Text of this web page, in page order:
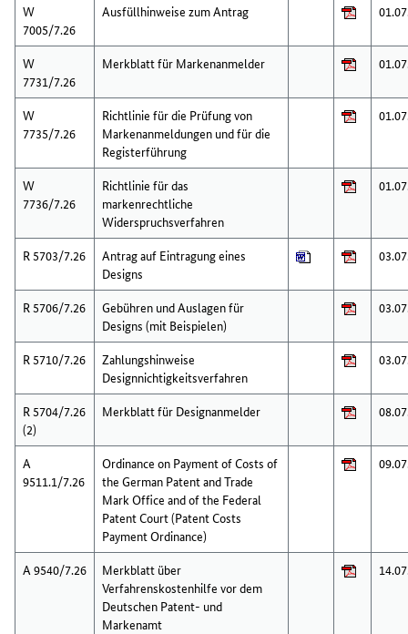
W
7005/7.26
Ausfüllhinweise zum Antrag
W
7731/7.26
Merkblatt für Markenanmelder
W
7735/7.26
Richtlinie für die Prüfung von
Markenanmeldungen und für die
Registerführung
W
7736/7.26
Richtlinie für das
markenrechtliche
Widerspruchsverfahren
R 5703/7.26
Antrag auf Eintragung eines
Designs
R 5706/7.26
Gebühren und Auslagen für
Designs (mit Beispielen)
R 5710/7.26
Zahlungshinweise
Designnichtigkeitsverfahren
R 5704/7.26
(2)
Merkblatt für Designanmelder
A
9511.1/7.26
Ordinance on Payment of Costs of
the German Patent and Trade
Mark Office and of the Federal
Patent Court (Patent Costs
Payment Ordinance)
A 9540/7.26
Merkblatt über
Verfahrenskostenhilfe vor dem
Deutschen Patent- und
Markenamt